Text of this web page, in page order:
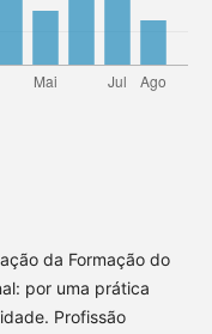
da Formação do
por uma prática
Profissão